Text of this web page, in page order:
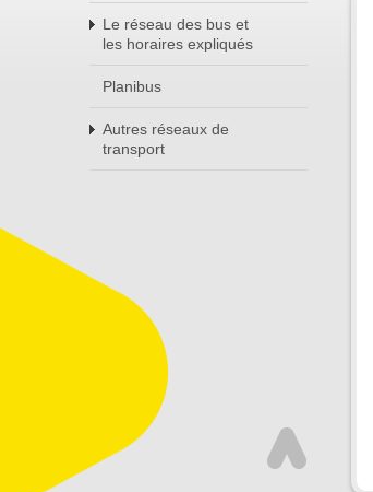
Le réseau des bus et
les horaires expliqués
Planibus
Autres réseaux de
transport